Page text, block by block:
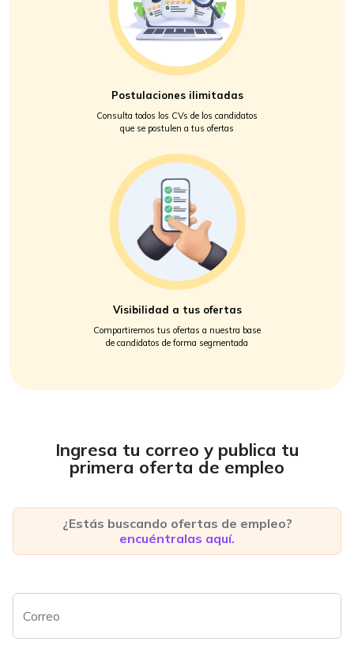
Postulaciones ilimitadas
Consulta todos los CVs de los candidatos
que se postulen a tus ofertas
Visibilidad a tus ofertas
Compartiremos tus ofertas a nuestra base
de candidatos de forma segmentada
Ingresa tu correo y publica tu
primera oferta de empleo
¿Estás buscando ofertas de empleo?
encuéntralas aquí.
Correo